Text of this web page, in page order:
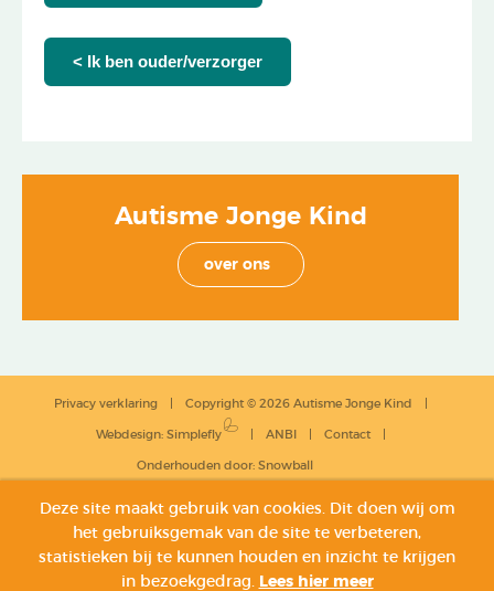
Ik ben ouder/verzorger >
Autisme Jonge Kind
over ons
Copyright © 2026 Autisme Jonge Kind
Privacy verklaring
Contact
ANBI
Webdesign: Simplefly
Onderhouden door: Snowball
Deze site maakt gebruik van cookies. Dit doen wij om
het gebruiksgemak van de site te verbeteren,
statistieken bij te kunnen houden en inzicht te krijgen
in bezoekgedrag. Lees hier meer